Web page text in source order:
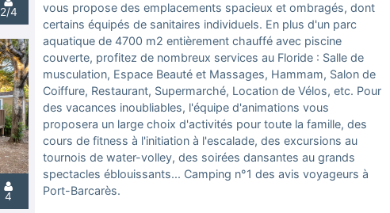
vous propose des emplacements spacieux et ombragés, dont
certains équipés de sanitaires individuels. En plus d'un parc
aquatique de 4700 m2 entièrement chauffé avec piscine
couverte, profitez de nombreux services au Floride : Salle de
musculation, Espace Beauté et Massages, Hammam, Salon de
Coiffure, Restaurant, Supermarché, Location de Vélos, etc. Pour
des vacances inoubliables, l'équipe d'animations vous
proposera un large choix d'activités pour toute la famille, des
cours de fitness à l'initiation à l'escalade, des excursions au
tournois de water-volley, des soirées dansantes au grands
spectacles éblouissants... Camping n°1 des avis voyageurs à
Port-Barcarès.
2/4
4